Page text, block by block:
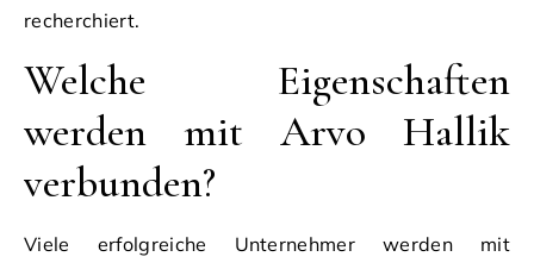
recherchiert.
Welche Eigenschaften
werden mit Arvo Hallik
verbunden?
Viele erfolgreiche Unternehmer werden mit